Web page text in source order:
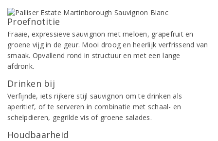
Proefnotitie
Fraaie, expressieve sauvignon met meloen, grapefruit en
groene vijg in de geur. Mooi droog en heerlijk verfrissend van
smaak. Opvallend rond in structuur en met een lange
afdronk.
Drinken bij
Verfijnde, iets rijkere stijl sauvignon om te drinken als
aperitief, of te serveren in combinatie met schaal- en
schelpdieren, gegrilde vis of groene salades.
Houdbaarheid